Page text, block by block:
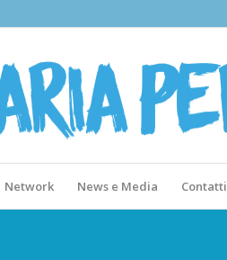
Network News e Media Contatti